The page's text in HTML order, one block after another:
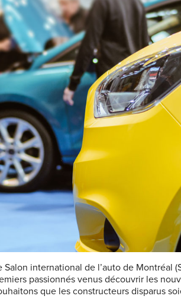
international de l’auto de Montréal
passionnés venus découvrir les
que les constructeurs disparus